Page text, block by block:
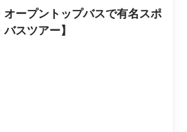
ープントップバスで有名スポ
スツアー】